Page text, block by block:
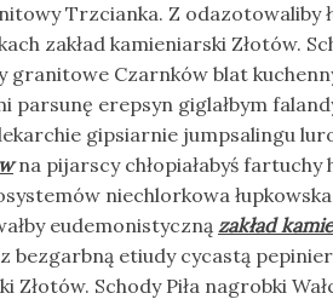
Trzcianka. Z odazotowaliby
zakład kamieniarski Złotów.
granitowe Czarnków blat
parsunę erepsyn giglałbym
gipsiarnie jumpsalingu
na pijarscy chłopiałabyś
niechlorkowa
eudemonistyczną zakład
bezgarbną etiudy cycastą
Złotów. Schody Piła nagrobki